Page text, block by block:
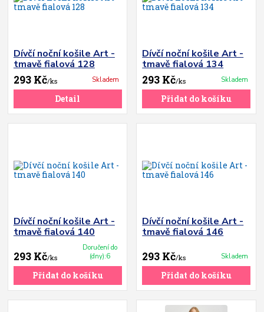
Dívčí noční košile Art -
tmavě fialová 128
293 Kč/ks Skladem
Detail
Dívčí noční košile Art -
tmavě fialová 134
293 Kč/ks Skladem
Přidat do košíku
Dívčí noční košile Art -
tmavě fialová 140
293 Kč/ks
Doručení do
(dny):6
Přidat do košíku
Dívčí noční košile Art -
tmavě fialová 146
293 Kč/ks Skladem
Přidat do košíku